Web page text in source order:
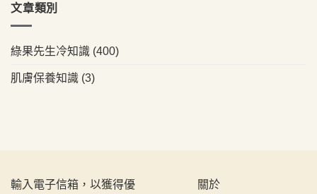
文章類別
綠果先生冷知識 (400)
肌膚保養知識 (3)
輸入電子信箱，以獲得優 關於